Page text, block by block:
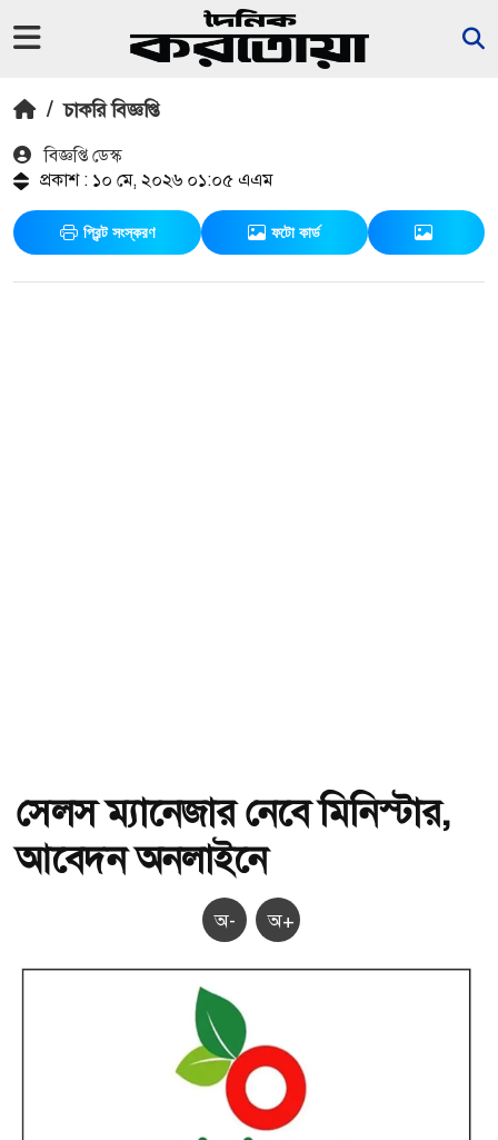
/ চাকরি বিজ্ঞপ্তি
বিজ্ঞপ্তি ডেস্ক
প্রকাশ : ১০ মে, ২০২৬ ০১:০৫ এএম
প্রিন্ট সংস্করণ ফটো কার্ড
সেলস ম্যানেজার নেবে মিনিস্টার,
আবেদন অনলাইনে
অ- অ+